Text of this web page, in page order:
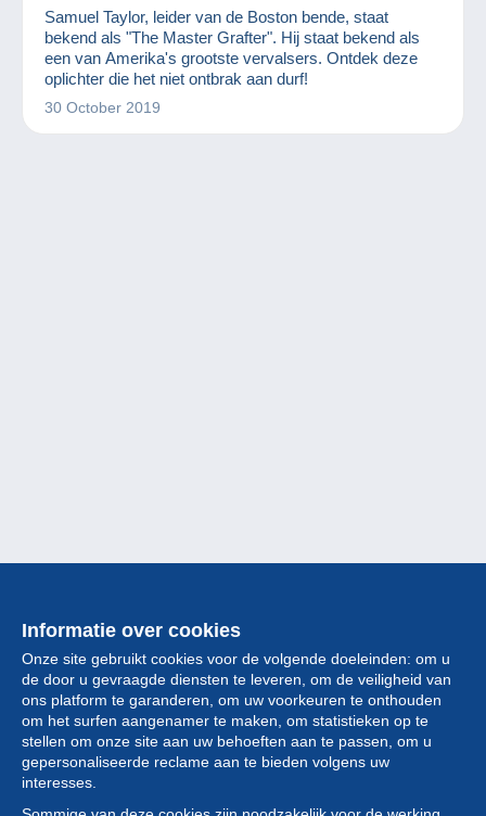
Samuel Taylor, leider van de Boston bende, staat
bekend als "The Master Grafter". Hij staat bekend als
een van Amerika's grootste vervalsers. Ontdek deze
oplichter die het niet ontbrak aan durf!
30 October 2019
Informatie over cookies
Onze site gebruikt cookies voor de volgende doeleinden: om u
de door u gevraagde diensten te leveren, om de veiligheid van
ons platform te garanderen, om uw voorkeuren te onthouden
om het surfen aangenamer te maken, om statistieken op te
stellen om onze site aan uw behoeften aan te passen, om u
gepersonaliseerde reclame aan te bieden volgens uw
interesses.
Collectie